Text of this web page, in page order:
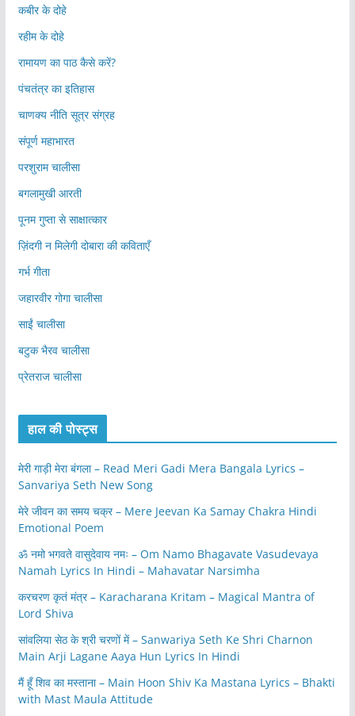
कबीर के दोहे
रहीम के दोहे
रामायण का पाठ कैसे करें?
पंचतंत्र का इतिहास
चाणक्य नीति सूत्र संग्रह
संपूर्ण महाभारत
परशुराम चालीसा
बगलामुखी आरती
पूनम गुप्ता से साक्षात्कार
ज़िंदगी न मिलेगी दोबारा की कविताएँ
गर्भ गीता
जहारवीर गोगा चालीसा
साईं चालीसा
बटुक भैरव चालीसा
प्रेतराज चालीसा
हाल की पोस्ट्स
मेरी गाड़ी मेरा बंगला – Read Meri Gadi Mera Bangala Lyrics –
Sanvariya Seth New Song
मेरे जीवन का समय चक्र – Mere Jeevan Ka Samay Chakra Hindi
Emotional Poem
ॐ नमो भगवते वासुदेवाय नमः – Om Namo Bhagavate Vasudevaya
Namah Lyrics In Hindi – Mahavatar Narsimha
करचरण कृतं मंत्र – Karacharana Kritam – Magical Mantra of
Lord Shiva
सांवलिया सेठ के श्री चरणों में – Sanwariya Seth Ke Shri Charnon
Main Arji Lagane Aaya Hun Lyrics In Hindi
मैं हूँ शिव का मस्ताना – Main Hoon Shiv Ka Mastana Lyrics – Bhakti
with Mast Maula Attitude